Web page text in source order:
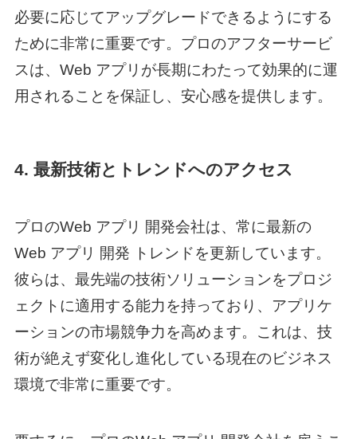
必要に応じてアップグレードできるようにする
ために非常に重要です。プロのアフターサービ
スは、Web アプリが長期にわたって効果的に運
用されることを保証し、安心感を提供します。
4. 最新技術とトレンドへのアクセス
プロのWeb アプリ 開発会社は、常に最新の
Web アプリ 開発 トレンドを更新しています。
彼らは、最先端の技術ソリューションをプロジ
ェクトに適用する能力を持っており、アプリケ
ーションの市場競争力を高めます。これは、技
術が絶えず変化し進化している現在のビジネス
環境で非常に重要です。